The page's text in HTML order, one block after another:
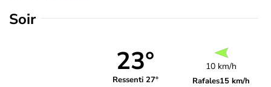
Soir
23°
Ressenti 27°
10 km/h
Rafales15 km/h